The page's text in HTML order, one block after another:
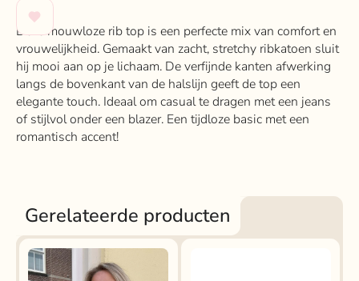
Deze mouwloze rib top is een perfecte mix van comfort en
vrouwelijkheid. Gemaakt van zacht, stretchy ribkatoen sluit
hij mooi aan op je lichaam. De verfijnde kanten afwerking
langs de bovenkant van de halslijn geeft de top een
elegante touch. Ideaal om casual te dragen met een jeans
of stijlvol onder een blazer. Een tijdloze basic met een
romantisch accent!
Gerelateerde producten